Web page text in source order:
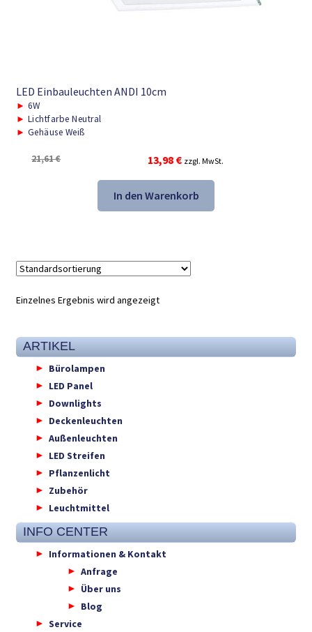
LED Einbauleuchten ANDI 10cm
► 6W
► Lichtfarbe Neutral
► Gehäuse Weiß
21,61€
Ursprünglicher
Preis
war:
21,61 €
13,98 €Aktueller
Preis
ist:
13,98 €.
zzgl. MwSt.
In den Warenkorb
Einzelnes Ergebnis wird angezeigt
ARTIKEL
Bürolampen
LED Panel
Downlights
Deckenleuchten
Außenleuchten
LED Streifen
Pflanzenlicht
Zubehör
Leuchtmittel
INFO CENTER
Informationen & Kontakt
Anfrage
Über uns
Blog
Service